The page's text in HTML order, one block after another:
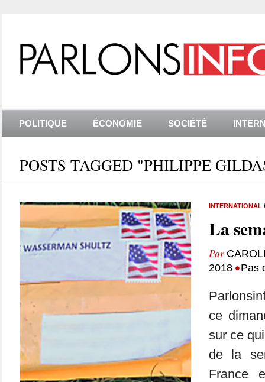
POLITIQUE ÉCONOMIE SOCIÉTÉ
POSTS TAGGED "PHILIPPE
INTERNATIONAL
La
Par
2018 •Pas
ce
sur ce
de la
France